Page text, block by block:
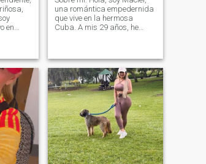
en
de
y
a un
una
una romántica empedernida
que vive en la hermosa
Cuba. A mis 29 años, he
alegre, divertida y siempre
busco el lado positivo de las
cosas. Me encanta disfrutar
de una buena conversación
acompañada de un café
cubano, bailar salsa bajo
las estrellas o simplemente
perderme en un buen libro. Si
te gusta la idea de compartir
risas, aventuras y quizás un
poco de poesía al atardecer,